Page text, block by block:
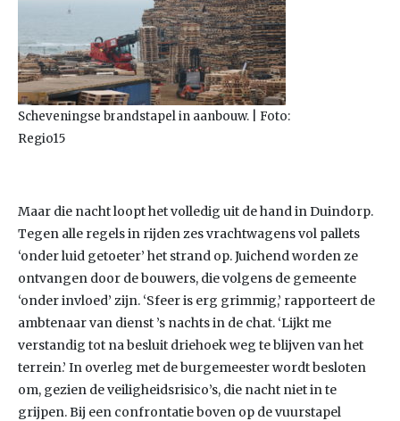
Scheveningse brandstapel in aanbouw. | Foto:
Regio15
Maar die nacht loopt het volledig uit de hand in Duindorp.
Tegen alle regels in rijden zes vrachtwagens vol pallets
‘onder luid getoeter’ het strand op. Juichend worden ze
ontvangen door de bouwers, die volgens de gemeente
‘onder invloed’ zijn. ‘Sfeer is erg grimmig,’ rapporteert de
ambtenaar van dienst ’s nachts in de chat. ‘Lijkt me
verstandig tot na besluit driehoek weg te blijven van het
terrein.’ In overleg met de burgemeester wordt besloten
om, gezien de veiligheidsrisico’s, die nacht niet in te
grijpen. Bij een confrontatie boven op de vuurstapel